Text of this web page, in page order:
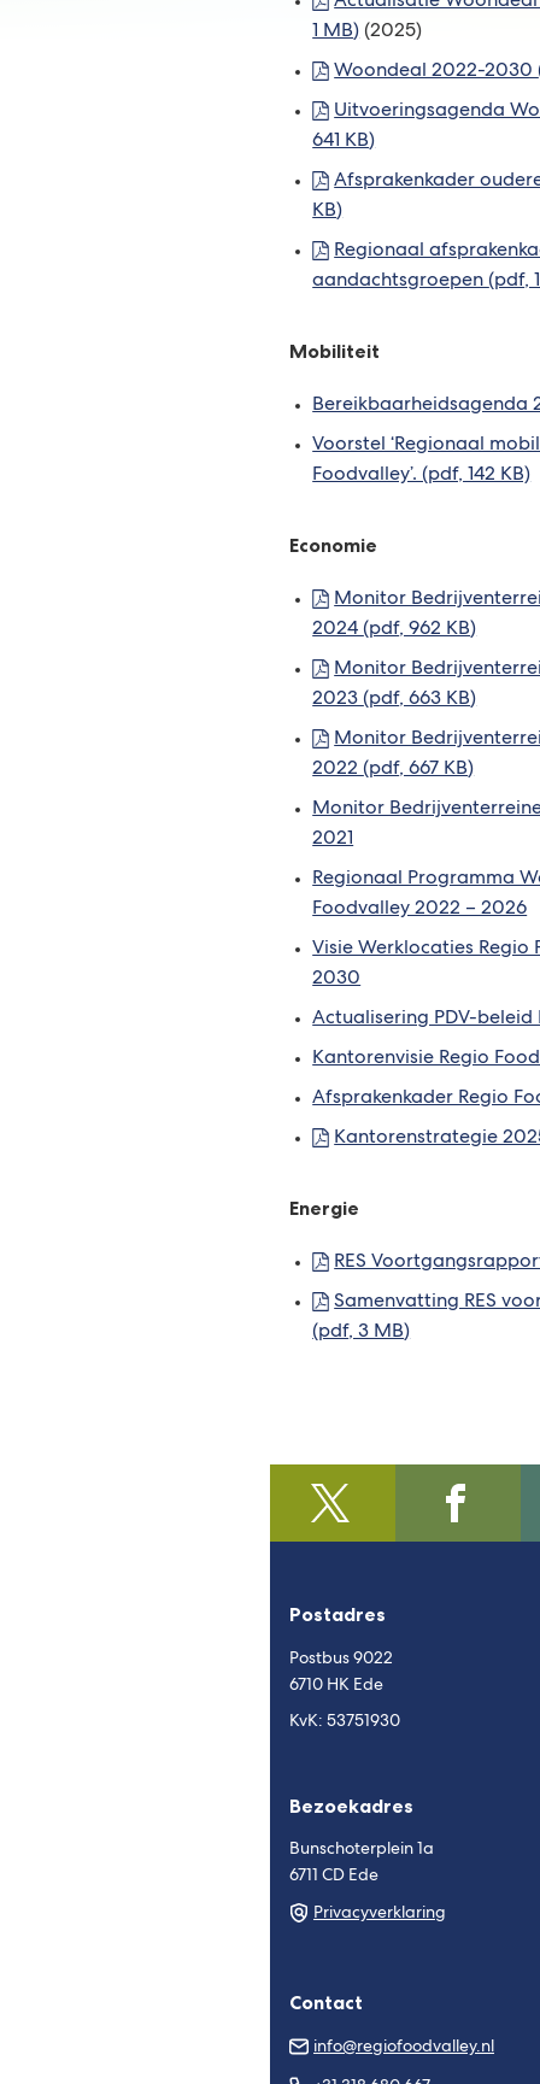
1 MB) (2025)
Woondeal 2022-2030
Uitvoeringsagenda
641 KB)
Afsprakenkader
KB)
Regionaal
aandachtsgroepen (pdf,
Mobiliteit
Bereikbaarheidsagenda
Voorstel ‘Regionaal
Foodvalley’. (pdf, 142 KB)
Economie
Monitor
2024 (pdf, 962 KB)
Monitor
2023 (pdf, 663 KB)
Monitor
2022 (pdf, 667 KB)
Monitor
2021
Regionaal Programma
Foodvalley 2022 – 2026
Visie Werklocaties Regio
2030
Actualisering PDV-beleid
Kantorenvisie Regio
Afsprakenkader Regio
Kantorenstrategie
Energie
RES
Samenvatting RES
(pdf, 3 MB)
@regiofoodvalley
(Verwijst
naar
externe
naar
Postadres
Postbus 9022
6710 HK Ede
KvK: 53751930
Bezoekadres
Bunschoterplein 1a
6711 CD Ede
Privacyverklaring
Contact
info@regiofoodvalley.nl